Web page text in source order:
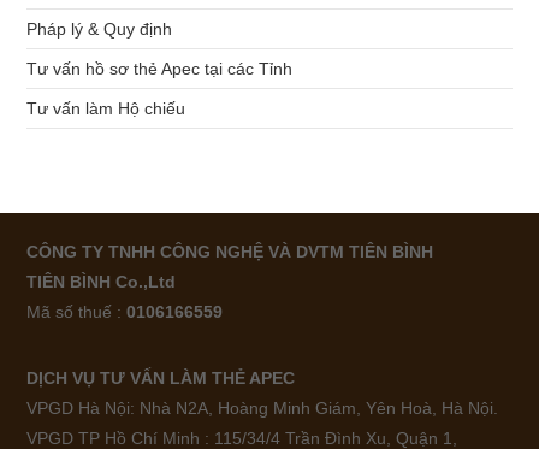
Pháp lý & Quy định
Tư vấn hồ sơ thẻ Apec tại các Tỉnh
Tư vấn làm Hộ chiếu
CÔNG TY TNHH CÔNG NGHỆ VÀ DVTM TIÊN BÌNH
TIÊN BÌNH Co.,Ltd
Mã số thuế :0106166559
DỊCH VỤ TƯ VẤN LÀM THẺ APEC
VPGD Hà Nội: Nhà N2A, Hoàng Minh Giám, Yên Hoà, Hà Nội.
VPGD TP Hồ Chí Minh : 115/34/4 Trần Đình Xu, Quận 1,